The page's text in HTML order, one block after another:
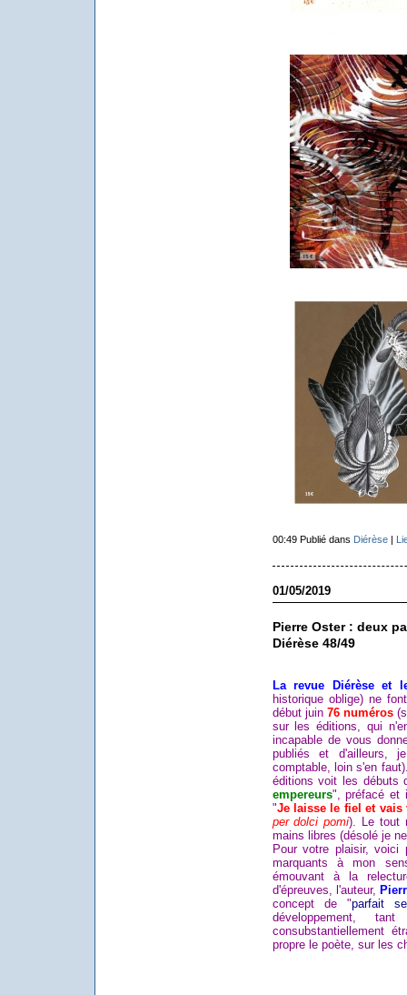
00:49 Publié dans Diérèse|
01/05/2019
Pierre Oster : deux
Diérèse 48/49
La revue Diérèse et
historique oblige) ne
début juin 76 numéros
sur les éditions, qui
incapable de vous
publiés et d'ailleurs,
comptable, loin s'en
éditions voit les débuts
empereurs", préfacé et
"Je laisse le fiel et
per dolci pomi). Le tout
mains libres (désolé je
Pour votre plaisir, voici
marquants à mon
émouvant à la
d'épreuves, l'auteur,
concept de "parfait
développement,
consubstantiellement
propre le poète, sur les